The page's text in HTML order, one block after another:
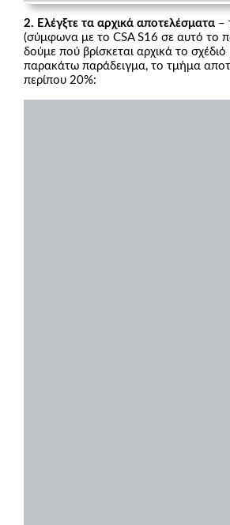
2. Ελέγξτε τα αρχικά αποτελέσματα –
(σύμφωνα με το CSA S16 σε αυτό το
δούμε πού βρίσκεται αρχικά το
παρακάτω παράδειγμα, το τμήμα
περίπου 20%: